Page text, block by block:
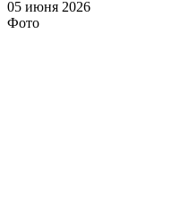
05 июня 2026
Фото